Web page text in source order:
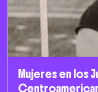
Mujeres en los